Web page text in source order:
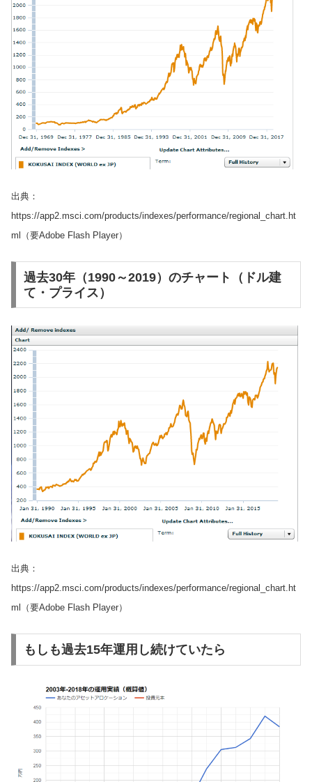
出典：
https://app2.msci.com/products/indexes/performance/regional_chart.ht
ml（要Adobe Flash Player）
過去30年（1990～2019）のチャート（ドル建
て・プライス）
出典：
https://app2.msci.com/products/indexes/performance/regional_chart.ht
ml（要Adobe Flash Player）
もしも過去15年運用し続けていたら